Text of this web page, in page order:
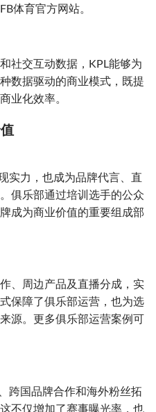
体育官方网站。
社交互动数据，KPL能够为
数据驱动的商业模式，既提
业化效率。
实力，也成为品牌代言、直
俱乐部通过培训选手的公众
成为商业价值的重要组成部
、周边产品及直播分成，实
保障了俱乐部运营，也为选
源。更多俱乐部运营案例可
跨国品牌合作和海外粉丝拓
不仅增加了赛事曝光率，也